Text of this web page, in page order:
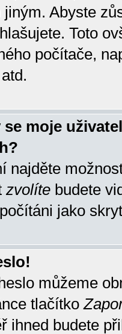
Abyste
Toto
počítače,
se moje
najděte
zvolíte budete
jako
můžeme
tlačítko
ihned budete